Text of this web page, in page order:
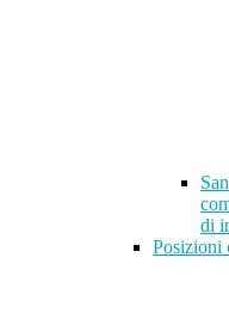
di
Posizioni